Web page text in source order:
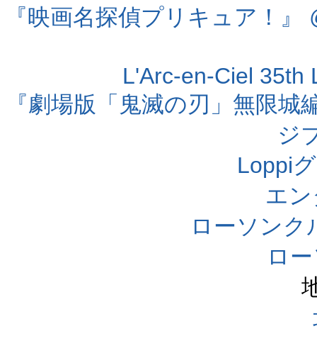
『映画名探偵プリキュア！
L'Arc-en-Ciel 35th
『劇場版「鬼滅の刃」無限
ジ
Loppi
エ
ローソンク
ロ